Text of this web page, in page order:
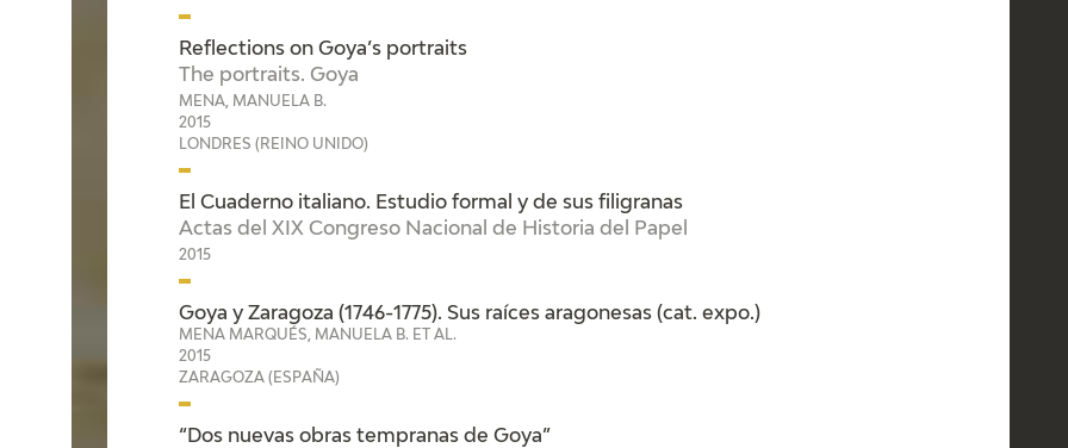
Reflections on Goya’s portraits
The portraits. Goya
MENA, MANUELA B.
2015
LONDRES (REINO UNIDO)
El Cuaderno italiano. Estudio formal y de sus filigranas
Actas del XIX Congreso Nacional de Historia del Papel
2015
Goya y Zaragoza (1746-1775). Sus raíces aragonesas (cat. expo.)
MENA MARQUÉS, MANUELA B. ET AL.
2015
ZARAGOZA (ESPAÑA)
“Dos nuevas obras tempranas de Goya”